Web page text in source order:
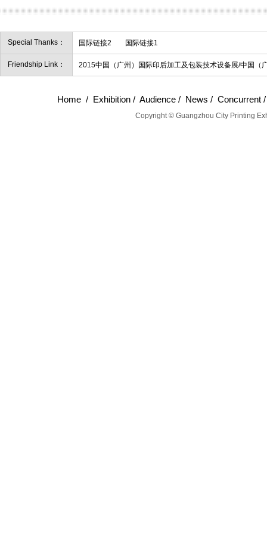
Special Thanks： 国际链接2 国际链接1
Friendship Link： 2015中国（广州）国际印后加工及包装技术设备展/中国（
Home / Exhibition / Audience / News / Concurrent
Copyright © Guangzhou City Printing